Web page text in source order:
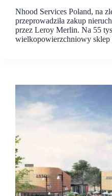
Nhood Services Poland, na
przeprowadziła zakup
przez Leroy Merlin. Na 55
wielkopowierzchniowy sklep